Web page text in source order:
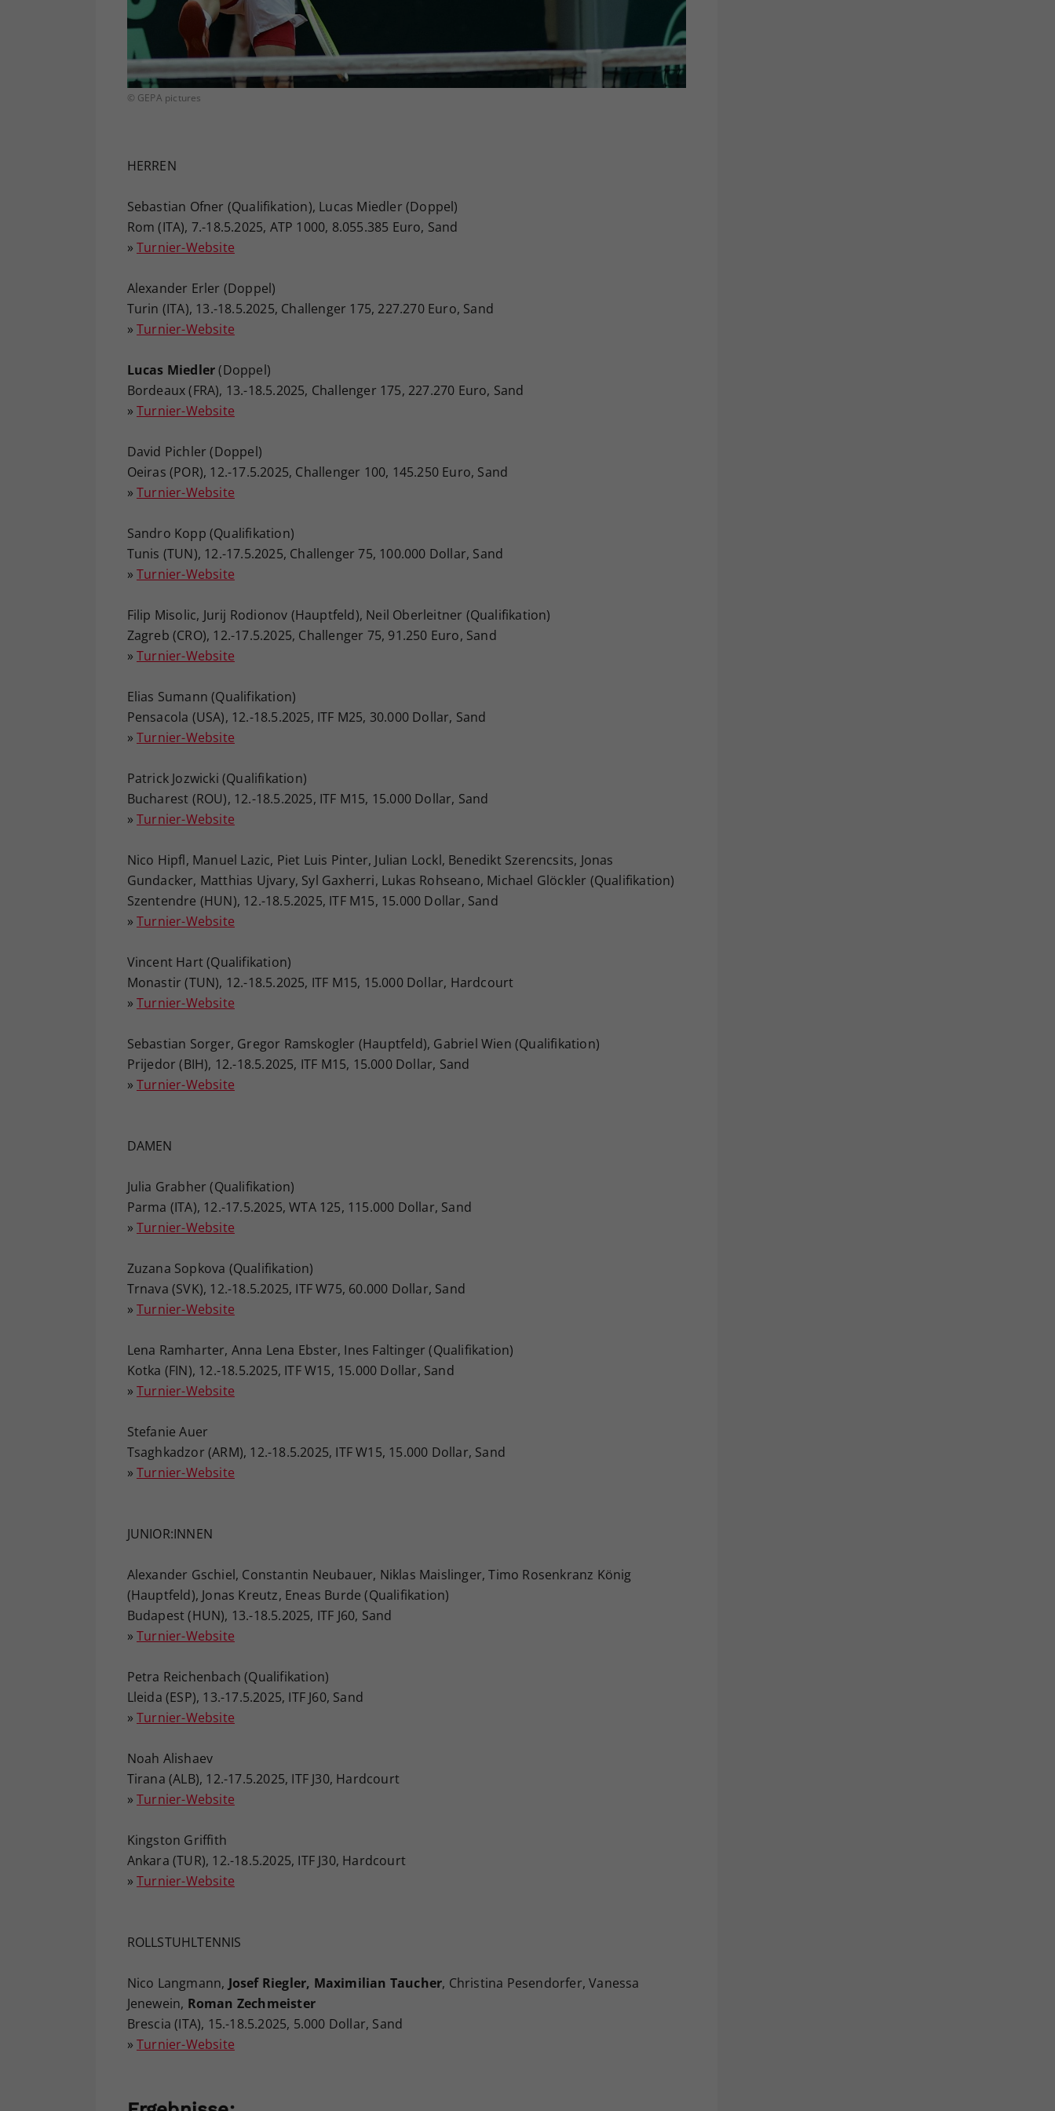
© GEPA pictures
HERREN
Sebastian Ofner (Qualifikation), Lucas Miedler (Doppel)
Rom (ITA), 7.-18.5.2025, ATP 1000, 8.055.385 Euro, Sand
» Turnier-Website
Alexander Erler (Doppel)
Turin (ITA), 13.-18.5.2025, Challenger 175, 227.270 Euro, Sand
» Turnier-Website
Lucas Miedler(Doppel)
Bordeaux (FRA), 13.-18.5.2025, Challenger 175, 227.270 Euro, Sand
» Turnier-Website
David Pichler (Doppel)
Oeiras (POR), 12.-17.5.2025, Challenger 100, 145.250 Euro, Sand
» Turnier-Website
Sandro Kopp (Qualifikation)
Tunis (TUN), 12.-17.5.2025, Challenger 75, 100.000 Dollar, Sand
» Turnier-Website
Filip Misolic, Jurij Rodionov (Hauptfeld), Neil Oberleitner (Qualifikation)
Zagreb (CRO), 12.-17.5.2025, Challenger 75, 91.250 Euro, Sand
» Turnier-Website
Elias Sumann (Qualifikation)
Pensacola (USA), 12.-18.5.2025, ITF M25, 30.000 Dollar, Sand
» Turnier-Website
Patrick Jozwicki (Qualifikation)
Bucharest (ROU), 12.-18.5.2025, ITF M15, 15.000 Dollar, Sand
» Turnier-Website
Nico Hipfl, Manuel Lazic, Piet Luis Pinter, Julian Lockl, Benedikt Szerencsits, Jonas
Gundacker, Matthias Ujvary, Syl Gaxherri, Lukas Rohseano, Michael Glöckler (Qualifikation)
Szentendre (HUN), 12.-18.5.2025, ITF M15, 15.000 Dollar, Sand
» Turnier-Website
Vincent Hart (Qualifikation)
Monastir (TUN), 12.-18.5.2025, ITF M15, 15.000 Dollar, Hardcourt
» Turnier-Website
Sebastian Sorger, Gregor Ramskogler (Hauptfeld), Gabriel Wien (Qualifikation)
Prijedor (BIH), 12.-18.5.2025, ITF M15, 15.000 Dollar, Sand
» Turnier-Website
DAMEN
Julia Grabher (Qualifikation)
Parma (ITA), 12.-17.5.2025, WTA 125, 115.000 Dollar, Sand
» Turnier-Website
Zuzana Sopkova (Qualifikation)
Trnava (SVK), 12.-18.5.2025, ITF W75, 60.000 Dollar, Sand
» Turnier-Website
Lena Ramharter, Anna Lena Ebster, Ines Faltinger (Qualifikation)
Kotka (FIN), 12.-18.5.2025, ITF W15, 15.000 Dollar, Sand
» Turnier-Website
Stefanie Auer
Tsaghkadzor (ARM), 12.-18.5.2025, ITF W15, 15.000 Dollar, Sand
» Turnier-Website
JUNIOR:INNEN
Alexander Gschiel, Constantin Neubauer, Niklas Maislinger, Timo Rosenkranz König
(Hauptfeld), Jonas Kreutz, Eneas Burde (Qualifikation)
Budapest (HUN), 13.-18.5.2025, ITF J60, Sand
» Turnier-Website
Petra Reichenbach (Qualifikation)
Lleida (ESP), 13.-17.5.2025, ITF J60, Sand
» Turnier-Website
Noah Alishaev
Tirana (ALB), 12.-17.5.2025, ITF J30, Hardcourt
» Turnier-Website
Kingston Griffith
Ankara (TUR), 12.-18.5.2025, ITF J30, Hardcourt
» Turnier-Website
ROLLSTUHLTENNIS
Nico Langmann, Josef Riegler, Maximilian Taucher, Christina Pesendorfer, Vanessa
Jenewein, Roman Zechmeister
Brescia (ITA), 15.-18.5.2025, 5.000 Dollar, Sand
» Turnier-Website
Ihrer vorgenommen Einstellungen, falls der
Webseiten-Betreiber dies eingestellt hat.